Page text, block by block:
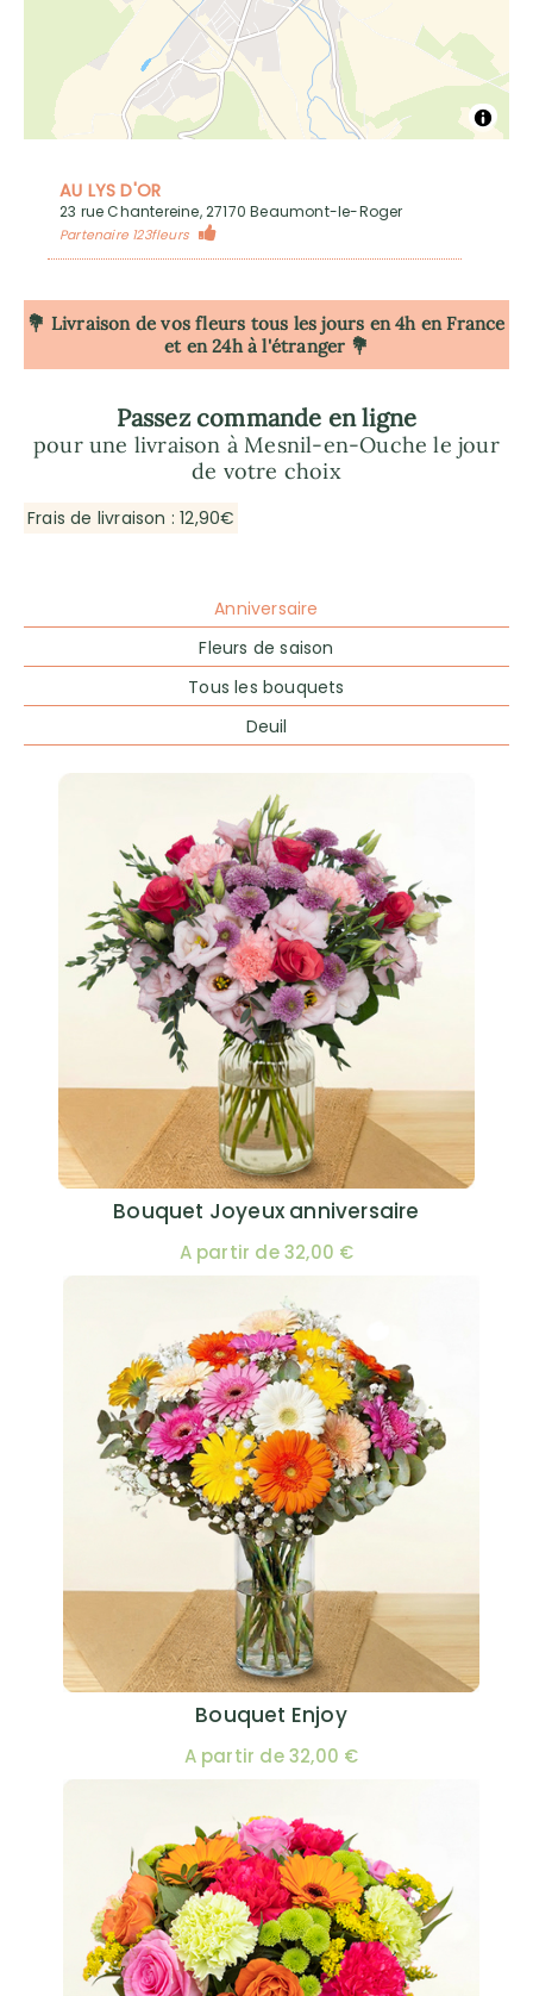
AU LYS D'OR
23 rue Chantereine, 27170 Beaumont-le-Roger
Partenaire 123fleurs
💐 Livraison de vos fleurs tous les jours en 4h en France
et en 24h à l'étranger 💐
Passez commande en ligne
pour une livraison à Mesnil-en-Ouche le jour
de votre choix
Frais de livraison : 12,90€
Anniversaire
Fleurs de saison
Tous les bouquets
Deuil
Bouquet Joyeux anniversaire
A partir de 32,00 €
Bouquet Enjoy
A partir de 32,00 €